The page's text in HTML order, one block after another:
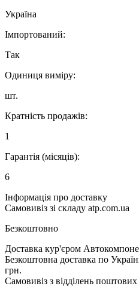
Україна
Імпортований:
Так
Одиниця виміру:
шт.
Кратність продажів:
1
Гарантія (місяців):
6
Інформація про доставку
Самовивіз зі складу atp.com.ua
Безкоштовно
Доставка кур'єром
Безкоштовна доставка по
грн.
Самовивіз з відділень поштових